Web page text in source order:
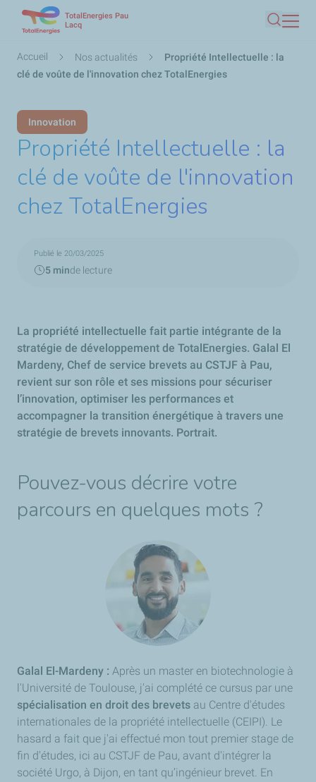
contenu
principal
TotalEnergies Pau
Lacq
Fil
d'Ariane
Accueil Nos actualités
Propriété Intellectuelle : la
clé de voûte de l'innovation chez TotalEnergies
Innovation
Propriété Intellectuelle : la
clé de voûte de l'innovation
chez TotalEnergies
Publié le 20/03/2025
5 minde lecture
La propriété intellectuelle fait partie intégrante de la
stratégie de développement de TotalEnergies. Galal El
Mardeny, Chef de service brevets au CSTJF à Pau,
revient sur son rôle et ses missions pour sécuriser
l’innovation, optimiser les performances et
accompagner la transition énergétique à travers une
stratégie de brevets innovants. Portrait.
Pouvez-vous décrire votre
parcours en quelques mots ?
Galal El-Mardeny : Après un master en biotechnologie à
l'Université de Toulouse, j'ai complété ce cursus par une
spécialisation en droit des brevets au Centre d'études
internationales de la propriété intellectuelle (CEIPI). Le
hasard a fait que j'ai effectué mon tout premier stage de
fin d'études, ici au CSTJF de Pau, avant d'intégrer la
société Urgo, à Dijon, en tant qu’ingénieur brevet. En